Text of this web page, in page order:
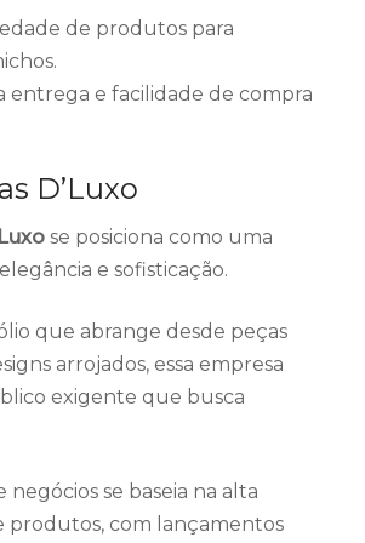
de produtos para
entrega e facilidade de compra
D’Luxo
se posiciona como uma
e sofisticação.
que abrange desde peças
arrojados, essa empresa
exigente que busca
se baseia na alta
produtos, com lançamentos